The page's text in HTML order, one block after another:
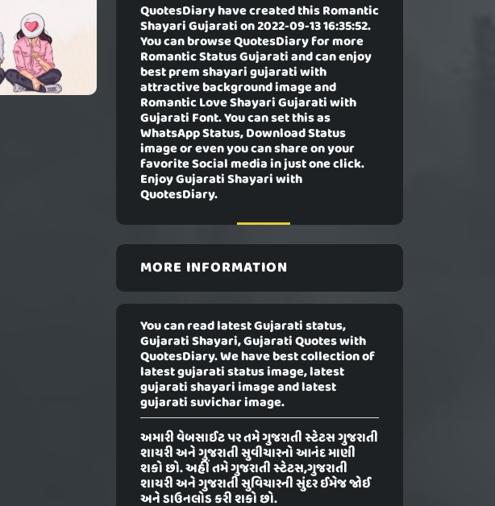
QuotesDiary have created thisRomantic
Shayari Gujaration 2022-09-13 16:35:52.
You can browse QuotesDiary for more
Romantic Status Gujarati and can enjoy
best prem shayari gujarati with
attractive background image and
Romantic Love Shayari Gujarati with
Gujarati Font. You can set this as
WhatsApp Status, Download Status
image or even you can share on your
favorite Social media in just one click.
Enjoy Gujarati Shayari with
QuotesDiary.
MORE INFORMATION
You can read latest Gujarati status,
Gujarati Shayari, Gujarati Quotes with
QuotesDiary. We have best collection of
latest gujarati status image, latest
gujarati shayari image and latest
gujarati suvichar image.
અમારી વેબસાઈટ પર તમે ગુજરાતી સ્ટેટસ ગુજરાતી
શાયરી અને ગુજરાતી સુવીચારનો આનંદ માણી
શકો છો. અહીં તમે ગુજરાતી સ્ટેટસ,ગુજરાતી
શાયરી અને ગુજરાતી સુવિચારની સુંદર ઈમેજ જોઈ
અને ડાઉનલોડ કરી શકો છો.